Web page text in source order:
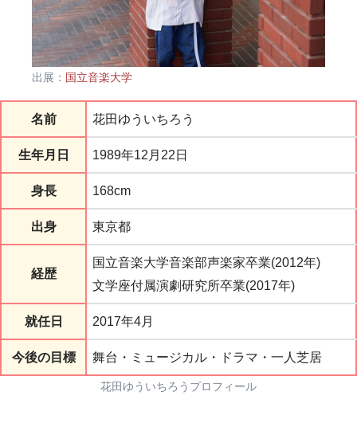
出展： 国立音楽大学
名前 花田ゆういちろう
生年月日 1989年12月22日
身長 168cm
出身 東京都
経歴
国立音楽大学音楽部声楽家卒業(2012年)
文学座付属演劇研究所卒業(2017年)
就任日 2017年4月
今後の目標 舞台・ミュージカル・ドラマ・一人芝居
花田ゆういちろうプロフィール